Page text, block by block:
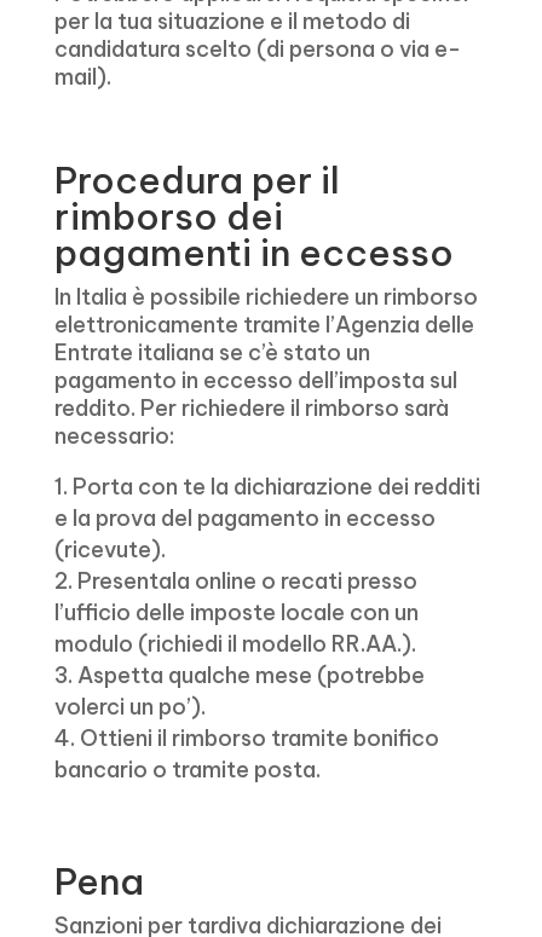
per la tua situazione e il metodo di
candidatura scelto (di persona o via e-
mail).
Procedura per il
rimborso dei
pagamenti in eccesso
In Italia è possibile richiedere un rimborso
elettronicamente tramite l’Agenzia delle
Entrate italiana se c’è stato un
pagamento in eccesso dell’imposta sul
reddito. Per richiedere il rimborso sarà
necessario:
Porta con te la dichiarazione dei redditi
e la prova del pagamento in eccesso
(ricevute).
Presentala online o recati presso
l’ufficio delle imposte locale con un
modulo (richiedi il modello RR.AA.).
Aspetta qualche mese (potrebbe
volerci un po’).
Ottieni il rimborso tramite bonifico
bancario o tramite posta.
Pena
Sanzioni per tardiva dichiarazione dei